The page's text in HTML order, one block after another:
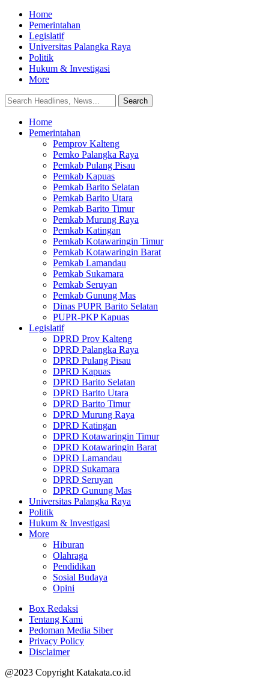
Home
Pemerintahan
Legislatif
Universitas Palangka Raya
Politik
Hukum & Investigasi
More
Home
Pemerintahan
Pemprov Kalteng
Pemko Palangka Raya
Pemkab Pulang Pisau
Pemkab Kapuas
Pemkab Barito Selatan
Pemkab Barito Utara
Pemkab Barito Timur
Pemkab Murung Raya
Pemkab Katingan
Pemkab Kotawaringin Timur
Pemkab Kotawaringin Barat
Pemkab Lamandau
Pemkab Sukamara
Pemkab Seruyan
Pemkab Gunung Mas
Dinas PUPR Barito Selatan
PUPR-PKP Kapuas
Legislatif
DPRD Prov Kalteng
DPRD Palangka Raya
DPRD Pulang Pisau
DPRD Kapuas
DPRD Barito Selatan
DPRD Barito Utara
DPRD Barito Timur
DPRD Murung Raya
DPRD Katingan
DPRD Kotawaringin Timur
DPRD Kotawaringin Barat
DPRD Lamandau
DPRD Sukamara
DPRD Seruyan
DPRD Gunung Mas
Universitas Palangka Raya
Politik
Hukum & Investigasi
More
Hiburan
Olahraga
Pendidikan
Sosial Budaya
Opini
Box Redaksi
Tentang Kami
Pedoman Media Siber
Privacy Policy
Disclaimer
@2023 Copyright Katakata.co.id